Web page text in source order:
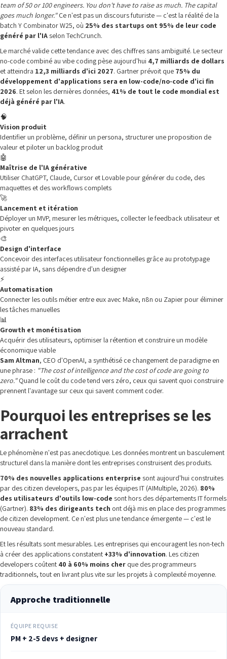
team of 50 or 100 engineers. You don't have to raise as much. The capital
goes much longer."Ce n'est pas un discours futuriste — c'est la réalité de la
batch Y Combinator W25, où 25% des startups ont 95% de leur code
généré par l'IAselon TechCrunch.
Le marché valide cette tendance avec des chiffres sans ambiguïté. Le secteur
no-code combiné au vibe coding pèse aujourd'hui 4,7 milliards de dollars
et atteindra 12,3 milliards d'ici 2027. Gartner prévoit que 75% du
développement d'applications sera en low-code/no-code d'ici fin
2026. Et selon les dernières données, 41% de tout le code mondial est
déjà généré par l'IA.
🧠
Vision produit
Identifier un problème, définir un persona, structurer une proposition de
valeur et piloter un backlog produit
🤖
Maîtrise de l'IA générative
Utiliser ChatGPT, Claude, Cursor et Lovable pour générer du code, des
maquettes et des workflows complets
🚀
Lancement et itération
Déployer un MVP, mesurer les métriques, collecter le feedback utilisateur et
pivoter en quelques jours
🎨
Design d'interface
Concevoir des interfaces utilisateur fonctionnelles grâce au prototypage
assisté par IA, sans dépendre d'un designer
⚡
Automatisation
Connecter les outils métier entre eux avec Make, n8n ou Zapier pour éliminer
les tâches manuelles
📊
Growth et monétisation
Acquérir des utilisateurs, optimiser la rétention et construire un modèle
économique viable
Sam Altman, CEO d'OpenAI, a synthétisé ce changement de paradigme en
une phrase : "The cost of intelligence and the cost of code are going to
zero."Quand le coût du code tend vers zéro, ceux qui savent quoi construire
prennent l'avantage sur ceux qui savent comment coder.
Pourquoi les entreprises se les
arrachent
Le phénomène n'est pas anecdotique. Les données montrent un basculement
structurel dans la manière dont les entreprises construisent des produits.
70% des nouvelles applications enterprise sont aujourd'hui construites
par des citizen developers, pas par les équipes IT (AIMultiple, 2026). 80%
des utilisateurs d'outils low-code sont hors des départements IT formels
(Gartner). 83% des dirigeants tech ont déjà mis en place des programmes
de citizen development. Ce n'est plus une tendance émergente — c'est le
nouveau standard.
Et les résultats sont mesurables. Les entreprises qui encouragent les non-tech
à créer des applications constatent +33% d'innovation. Les citizen
developers coûtent 40 à 60% moins cher que des programmeurs
traditionnels, tout en livrant plus vite sur les projets à complexité moyenne.
Approche traditionnelle
ÉQUIPE REQUISE
PM + 2-5 devs + designer